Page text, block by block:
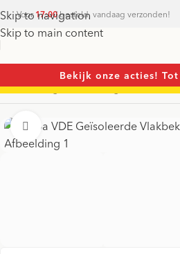
Skip to navigation
Skip to main content
Voor 17:00besteld, vandaag verzonden!
Bekijk onze acties!
Home/Tangen/Punttangen
Vergroten